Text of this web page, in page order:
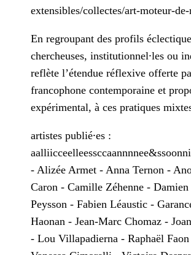
extensibles/collectes/art-moteur-de-
En regroupant des profils
chercheuses, institutionnel⸱les ou
reflète l’étendue réflexive offerte
francophone contemporaine et
expérimental, à ces pratiques
artistes publié⸱es :
- Alizée Armet - Anna Ternon -
Caron - Camille Zéhenne -
Peysson - Fabien Léaustic -
Haonan - Jean-Marc Chomaz -
- Lou Villapadierna - Raphaël